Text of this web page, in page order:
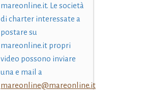
mareonline.it. Le società
di charter interessate a
postare su
mareonline.it propri
video possono inviare
una e mail a
mareonline@mareonline.it